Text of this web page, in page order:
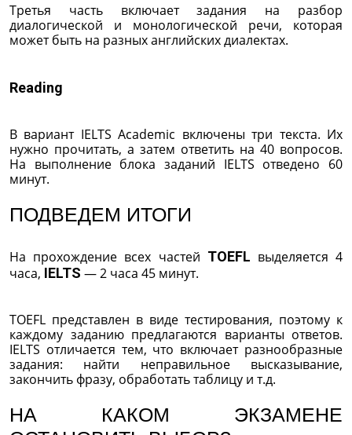
Третья часть включает задания на разбор
диалогической и монологической речи, которая
может быть на разных английских диалектах.
Reading
В вариант IELTS Academic включены три текста. Их
нужно прочитать, а затем ответить на 40 вопросов.
На выполнение блока заданий IELTS отведено 60
минут.
ПОДВЕДЕМ ИТОГИ
На прохождение всех частей TOEFL выделяется 4
часа, IELTS — 2 часа 45 минут.
TOEFL представлен в виде тестирования, поэтому к
каждому заданию предлагаются варианты ответов.
IELTS отличается тем, что включает разнообразные
задания: найти неправильное высказывание,
закончить фразу, обработать таблицу и т.д.
НА КАКОМ ЭКЗАМЕНЕ